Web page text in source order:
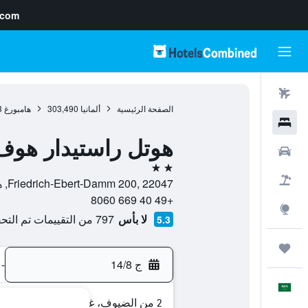
الصفحة الرئيسية ألمانيا 303,490 هامبورغ
هوتل راستيدار
2 نجمتين
Friedrich-Ebert-Damm 200, 22047, هامبورغ, ولاية هامبورغ, ألمانيا
+49 40 669 8060
5.3 لا بأس 797 من التقييمات تم التحقق منها
ج 14/8 -
2 من الضيوف، غرفة واحدة